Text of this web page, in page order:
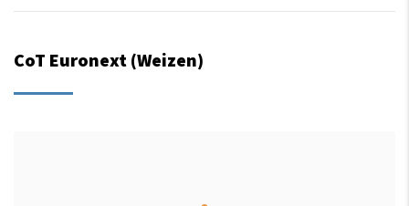
CoT Euronext (Weizen)